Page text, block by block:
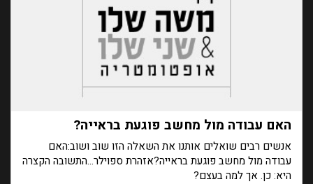
האם עבודה מול מחשב פוגעת בראייה?
אנשים רבים שואלים אותנו את השאלה הזו שוב ושוב:האם
עבודה מול מחשב פוגעת בראייה?אזהרת ספוילר...התשובה הקצרה
היא: כן. אך למה בעצם?